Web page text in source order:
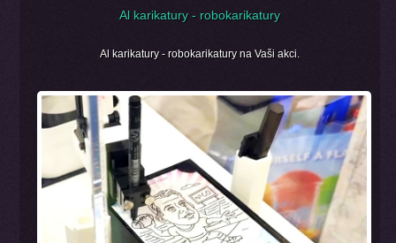
Al karikatury - robokarikatury
Al karikatury - robokarikatury na Vaši akci.